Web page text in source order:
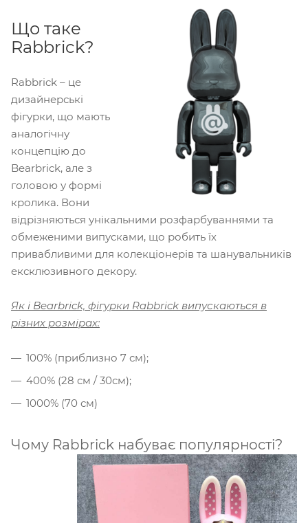
Що таке
Rabbrick?
Rabbrick – це
дизайнерські
фігурки, що мають
аналогічну
концепцію до
Bearbrick, але з
головою у формі
кролика. Вони
відрізняються унікальними розфарбуваннями та
обмеженими випусками, що робить їх
привабливими для колекціонерів та шанувальників
ексклюзивного декору.
Як і Bearbrick, фігурки Rabbrick випускаються в
різних розмірах:
100% (приблизно 7 см);
400% (28 см / 30см);
1000% (70 см)
Чому Rabbrick набуває популярності?